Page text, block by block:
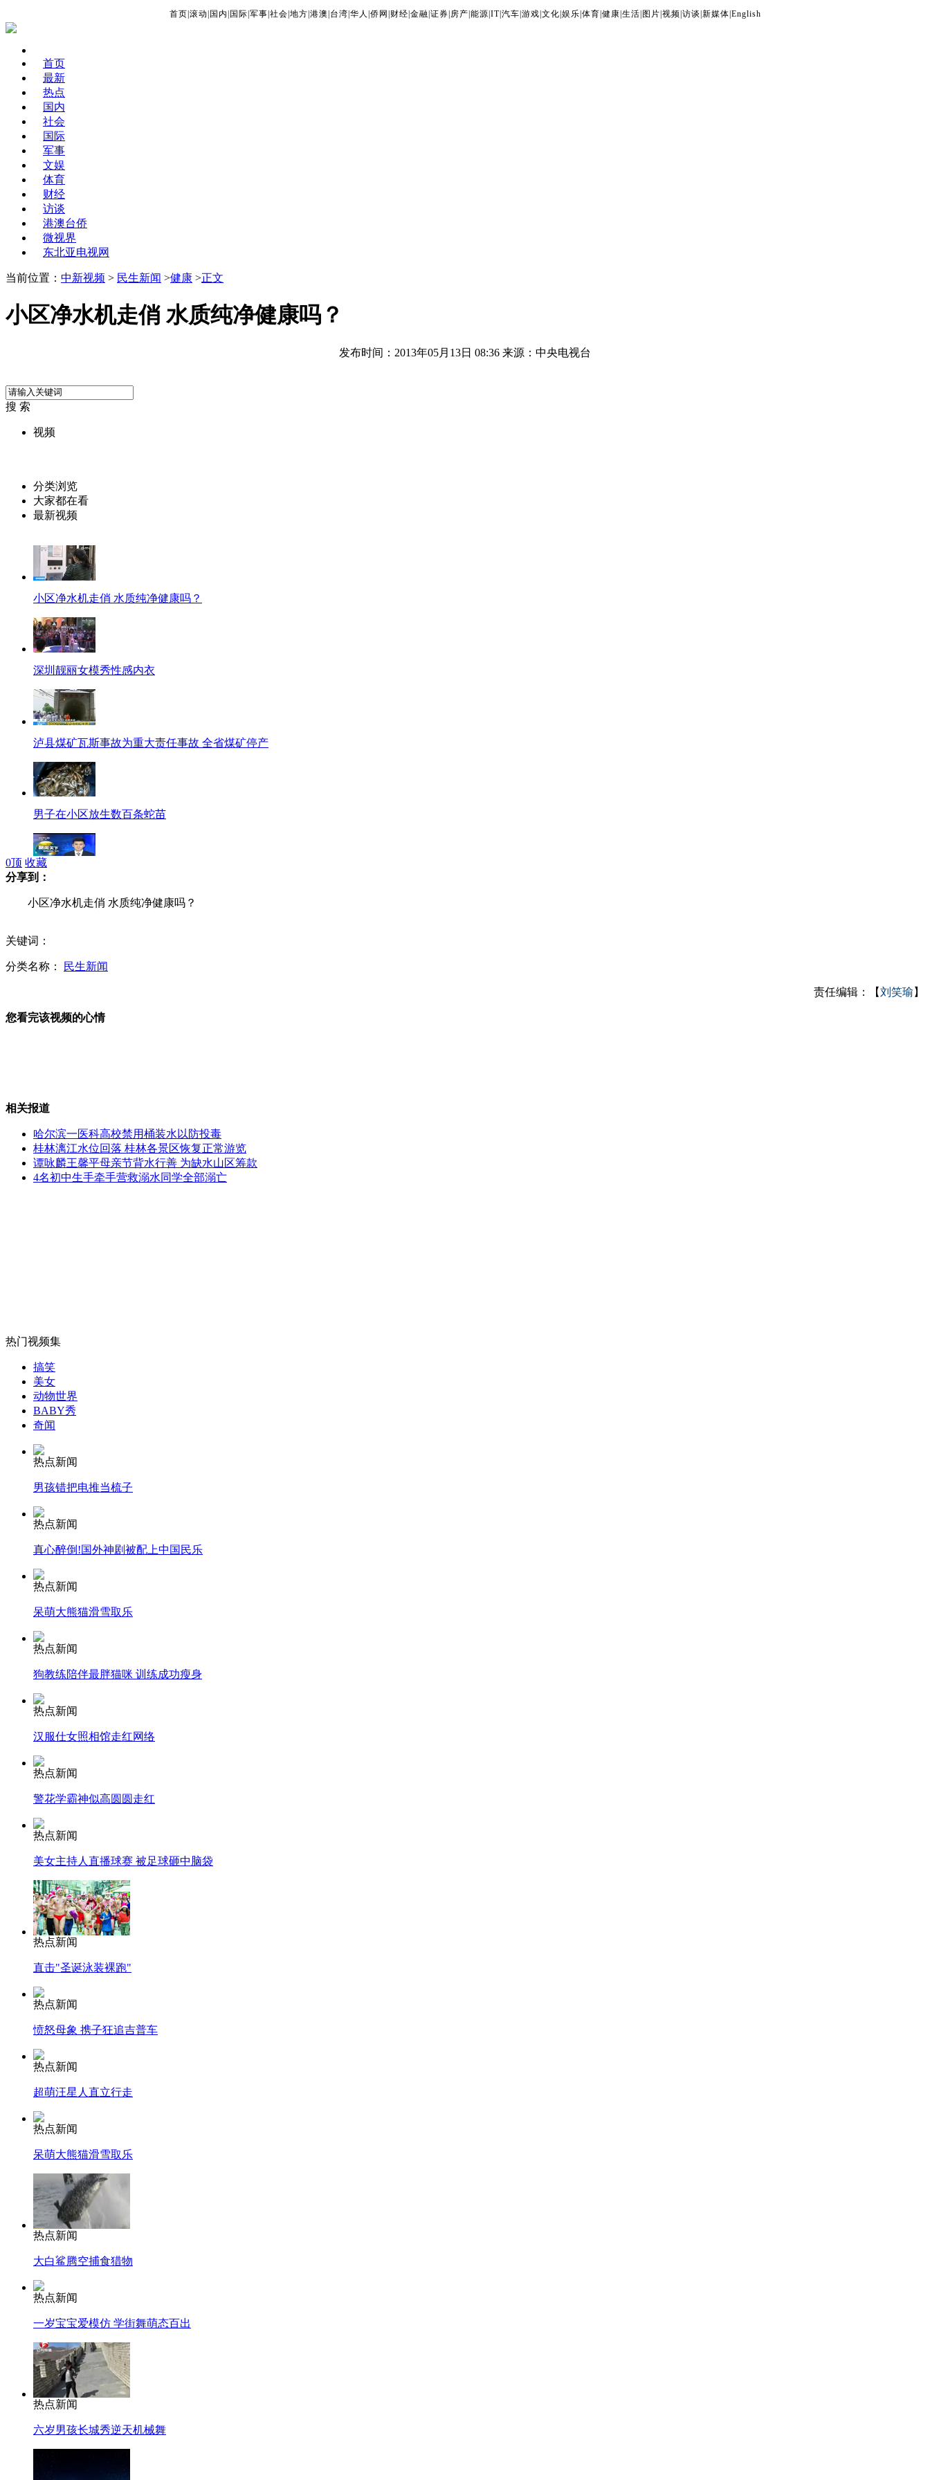
首页 滚动 国内 国际 军事 社会 地方 港澳 台湾 华人 侨网 财经 金融 证券 房产 能源 IT| 汽车 游戏 文化 娱乐 体育 健康 生活 图片 视频 访谈 新媒体 English
首页
最新
热点
国内
社会
国际
军事
文娱
体育
财经
访谈
港澳台侨
微视界
东北亚电视网
当前位置： 中新视频 > 民生新闻 >健康 >正文
小区净水机走俏 水质纯净健康吗？
发布时间：2013年05月13日 08:36 来源：中央电视台
搜 索
视频
分类浏览
大家都在看
最新视频
小区净水机走俏 水质纯净健康吗？
深圳靓丽女模秀性感内衣
泸县煤矿瓦斯事故为重大责任事故 全省煤矿停产
男子在小区放生数百条蛇苗
美国新奥尔良发生枪击案致至少17人受伤
维塔斯发表声明向被撞女子致歉
媒体称中国豪车市场因政府严控公车快速萎缩
四川泸县瓦斯爆炸事故原因初查明：煤矿非法生产
无痛分娩是否安全 医生回应
外交部：反对强权政治霸凌主义
安徽一实载49人客车翻车
走！跟着总书记去植树
消防员救轻生者
纽约上演“枕头大战”
司机酒驾遇交警 急速倒车逃窜
0顶 收藏
分享到：
小区净水机走俏 水质纯净健康吗？
关键词：
分类名称： 民生新闻
责任编辑：【刘笑瑜 】
您看完该视频的心情
相关报道
哈尔滨一医科高校禁用桶装水以防投毒
桂林漓江水位回落 桂林各景区恢复正常游览
谭咏麟王馨平母亲节背水行善 为缺水山区筹款
4名初中生手牵手营救溺水同学全部溺亡
热门视频集
搞笑
美女
动物世界
BABY秀
奇闻
热点新闻
男孩错把电推当梳子
热点新闻
真心醉倒!国外神剧被配上中国民乐
热点新闻
呆萌大熊猫滑雪取乐
热点新闻
狗教练陪伴最胖猫咪 训练成功瘦身
热点新闻
汉服仕女照相馆走红网络
热点新闻
警花学霸神似高圆圆走红
热点新闻
美女主持人直播球赛 被足球砸中脑袋
热点新闻
直击"圣诞泳装裸跑"
热点新闻
愤怒母象 携子狂追吉普车
热点新闻
超萌汪星人直立行走
热点新闻
呆萌大熊猫滑雪取乐
热点新闻
大白鲨腾空捕食猎物
热点新闻
一岁宝宝爱模仿 学街舞萌态百出
热点新闻
六岁男孩长城秀逆天机械舞